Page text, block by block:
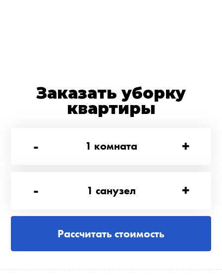
Заказать уборку
квартиры
-
1 комната +
- 1 санузел +
Рассчитать стоимость